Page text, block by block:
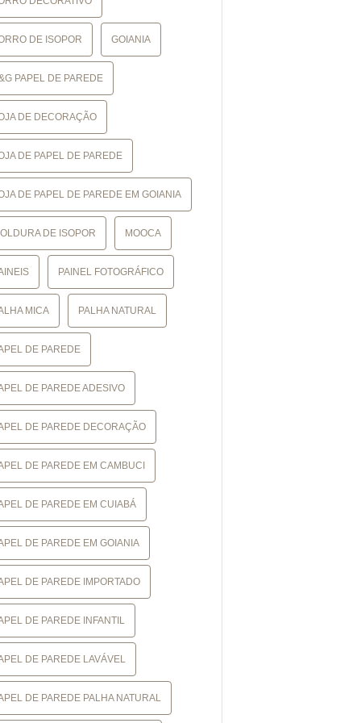
DE ISOPOR GOIANIA
PAPEL DE PAREDE
DE DECORAÇÃO
DE PAPEL DE PAREDE
DE PAPEL DE PAREDE EM GOIANIA
DE ISOPOR MOOCA
PAINEL FOTOGRÁFICO
MICA PALHA NATURAL
DE PAREDE
DE PAREDE ADESIVO
DE PAREDE DECORAÇÃO
DE PAREDE EM CAMBUCI
DE PAREDE EM CUIABÁ
DE PAREDE EM GOIANIA
DE PAREDE IMPORTADO
DE PAREDE INFANTIL
DE PAREDE LAVÁVEL
DE PAREDE PALHA NATURAL